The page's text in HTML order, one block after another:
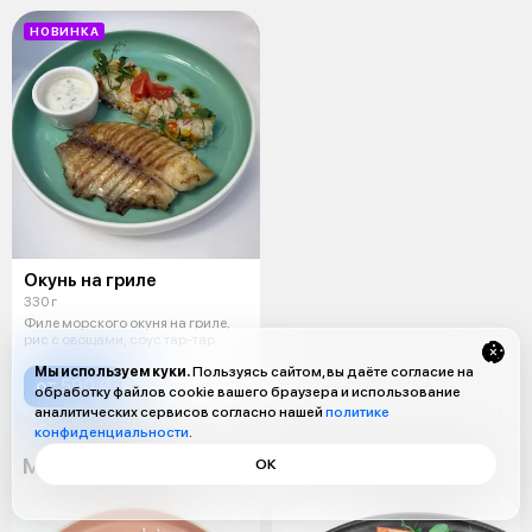
НОВИНКА
Окунь на гриле
330 г
Филе морского окуня на гриле,
рис с овощами, соус тар-тар
от 590 ₽
Мясо и птица
Мы используем куки.Пользуясь сайтом, вы даёте согласие на
обработку файлов cookie вашего браузера и использование
аналитических сервисов согласно нашей политике
конфиденциальности.
ОК